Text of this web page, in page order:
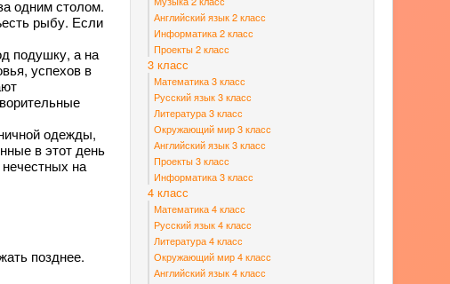
одним столом.
рыбу. Если
подушку, а на
успехов в
одежды,
в этот день
на
позднее.
Английский язык 2 класс
Информатика 2 класс
Проекты 2 класс
3 класс
Математика 3 класс
Русский язык 3 класс
Литература 3 класс
Окружающий мир 3 класс
Английский язык 3 класс
Проекты 3 класс
Информатика 3 класс
4 класс
Математика 4 класс
Русский язык 4 класс
Литература 4 класс
Окружающий мир 4 класс
Английский язык 4 класс